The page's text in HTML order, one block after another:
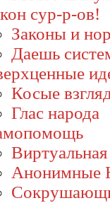
сур-р-ов!
Законы и
Даешь
Косые
Глас народа
Анонимные